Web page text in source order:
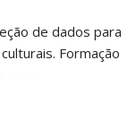
de dados para
Formação